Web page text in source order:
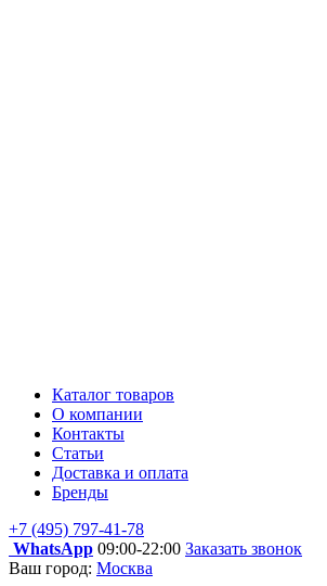
Каталог товаров
О компании
Контакты
Статьи
Доставка и оплата
Бренды
+7 (495) 797-41-78
WhatsApp 09:00-22:00 Заказать звонок
Ваш город: Москва